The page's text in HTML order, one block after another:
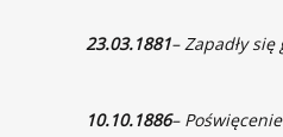
23.03.1881– Zapadły
10.10.1886–